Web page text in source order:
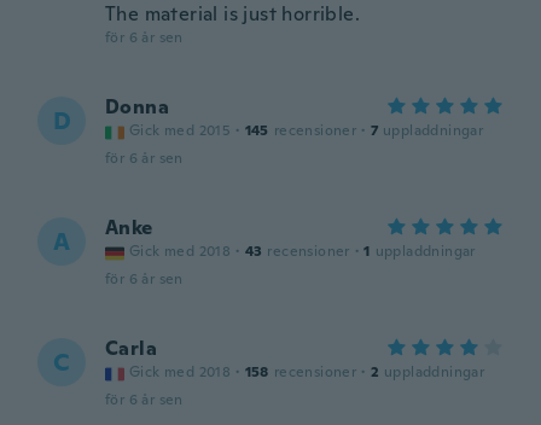
The material is just horrible.
för 6 år sen
D Donna
Gick med 2015 · 145 recensioner · 7 uppladdningar
för 6 år sen
A Anke
Gick med 2018 · 43 recensioner · 1 uppladdningar
för 6 år sen
C Carla
Gick med 2018 · 158 recensioner · 2 uppladdningar
för 6 år sen